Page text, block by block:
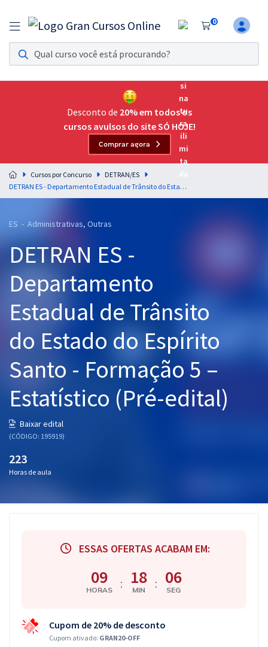
0
Assinatura Ilimitada 11
Acesso a todos os cursos. Teste grátis por 7 dias!
Assinatura OAB Até Passar
Acesso ilimitado a toda preparação para o Exame da
Residências Multiprofissionais
Preparação completa e intensiva para as principais
residências em saúde do Brasil
Cursos 20% OFF
Pós
Graduação
OAB
Questões grátis
Blog
Aprovados
Desconto de 20% em todos os
cursos avulsos do site SÓ HOJE!
Comprar agora
Cursos por Concurso
DETRAN/ES
DETRAN ES - Departamento Estadual de Trânsito do Estado do Espírito Santo - Formação 5 – Estatístico (Pré-edital)
ES - Administrativas, Outras
DETRAN ES -
Departamento
Estadual de Trânsito
do Estado do Espírito
Santo - Formação 5 –
Estatístico (Pré-edital)
Baixar edital
(CÓDIGO: 195919)
223
Horas de aula
ESSAS OFERTAS ACABAM EM:
09
HORAS : 18
MIN : 05
SEG
Cupom de 20% de desconto
Cupom ativado: GRAN20-OFF